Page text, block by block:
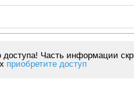
доступа! Часть информации
приобретите доступ